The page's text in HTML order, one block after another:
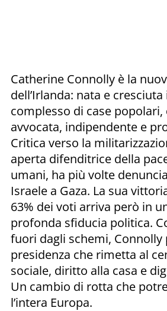
Catherine Connolly è la
dell’Irlanda: nata e cresciuta
complesso di case popolari,
avvocata, indipendente e
Critica verso la
aperta difenditrice della
umani, ha più volte
Israele a Gaza. La sua
63% dei voti arriva però in
profonda sfiducia politica.
fuori dagli schemi,
presidenza che rimetta al
sociale, diritto alla casa e
Un cambio di rotta che
l’intera Europa.